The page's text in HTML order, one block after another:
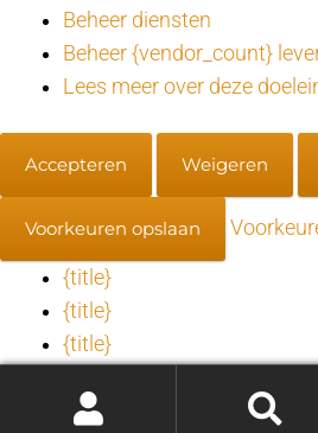
Beheer diensten
Beheer {vendor_count}
Lees meer over deze
Accepteren Weigeren
Voorkeuren opslaan
{title}
{title}
{title}
Toestemming beheren